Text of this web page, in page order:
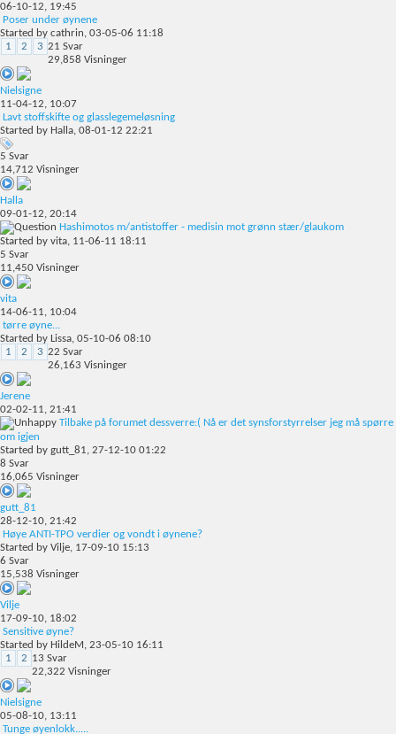
06-10-12, 19:45
Poser under øynene
Started by cathrin, 03-05-06 11:18
1
2 3 21 Svar
29,858 Visninger
Nielsigne
11-04-12, 10:07
Lavt stoffskifte og glasslegemeløsning
Started by Halla, 08-01-12 22:21
5 Svar
14,712 Visninger
Halla
09-01-12, 20:14
Hashimotos m/antistoffer - medisin mot grønn stær/glaukom
Started by vita, 11-06-11 18:11
5 Svar
11,450 Visninger
vita
14-06-11, 10:04
tørre øyne...
Started by Lissa, 05-10-06 08:10
1
2 3 22 Svar
26,163 Visninger
Jerene
02-02-11, 21:41
Tilbake på forumet dessverre:( Nå er det synsforstyrrelser jeg må spørre
om igjen
Started by gutt_81, 27-12-10 01:22
8 Svar
16,065 Visninger
gutt_81
28-12-10, 21:42
Høye ANTI-TPO verdier og vondt i øynene?
Started by Vilje, 17-09-10 15:13
6 Svar
15,538 Visninger
Vilje
17-09-10, 18:02
Sensitive øyne?
Started by HildeM, 23-05-10 16:11
1
2 13 Svar
22,322 Visninger
Nielsigne
05-08-10, 13:11
Tunge øyenlokk.....